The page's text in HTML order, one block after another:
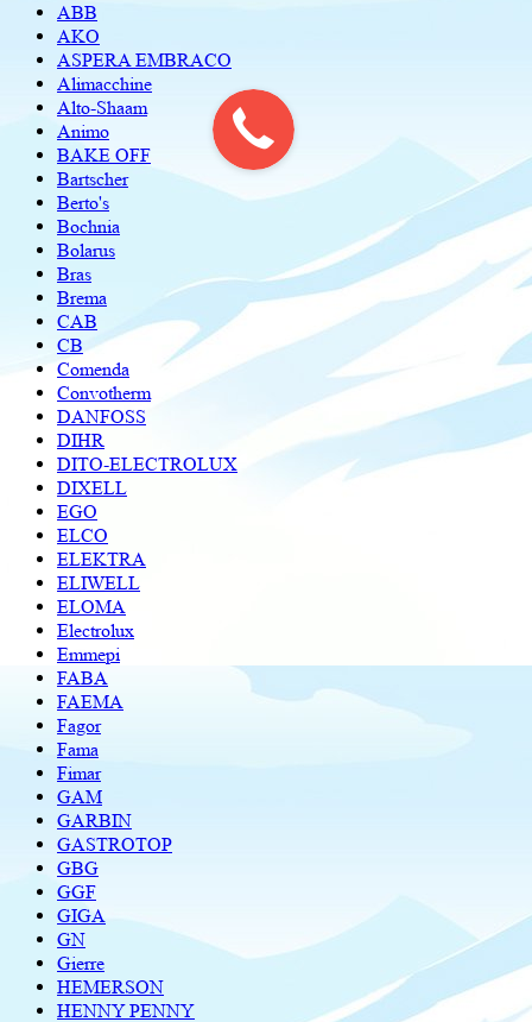
ABB
AKO
ASPERA EMBRACO
Alimacchine
Alto-Shaam
Animo
BAKE OFF
Bartscher
Berto's
Bochnia
Bolarus
Bras
Brema
CAB
CB
Comenda
Convotherm
DANFOSS
DIHR
DITO-ELECTROLUX
DIXELL
EGO
ELCO
ELEKTRA
ELIWELL
ELOMA
Electrolux
Emmepi
FABA
FAEMA
Fagor
Fama
Fimar
GAM
GARBIN
GASTROTOP
GBG
GGF
GIGA
GN
Gierre
HEMERSON
HENNY PENNY